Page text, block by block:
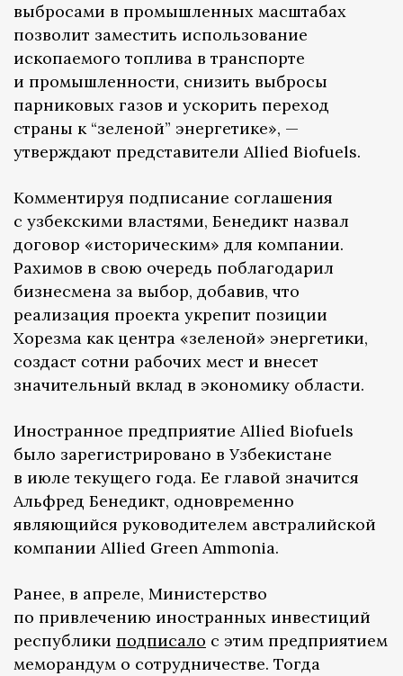
выбросами в промышленных масштабах
позволит заместить использование
ископаемого топлива в транспорте
и промышленности, снизить выбросы
парниковых газов и ускорить переход
страны к “зеленой” энергетике», —
утверждают представители Allied Biofuels.
Комментируя подписание соглашения
с узбекскими властями, Бенедикт назвал
договор «историческим» для компании.
Рахимов в свою очередь поблагодарил
бизнесмена за выбор, добавив, что
реализация проекта укрепит позиции
Хорезма как центра «зеленой» энергетики,
создаст сотни рабочих мест и внесет
значительный вклад в экономику области.
Иностранное предприятие Allied Biofuels
было зарегистрировано в Узбекистане
в июле текущего года. Ее главой значится
Альфред Бенедикт, одновременно
являющийся руководителем австралийской
компании Allied Green Ammonia.
Ранее, в апреле, Министерство
по привлечению иностранных инвестиций
республики подписало с этим предприятием
меморандум о сотрудничестве. Тогда